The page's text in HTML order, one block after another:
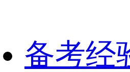
备考经